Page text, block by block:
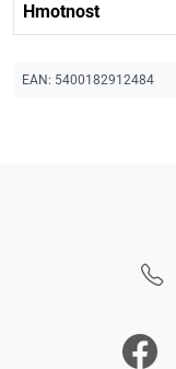
Hmotnost
EAN: 5400182912484